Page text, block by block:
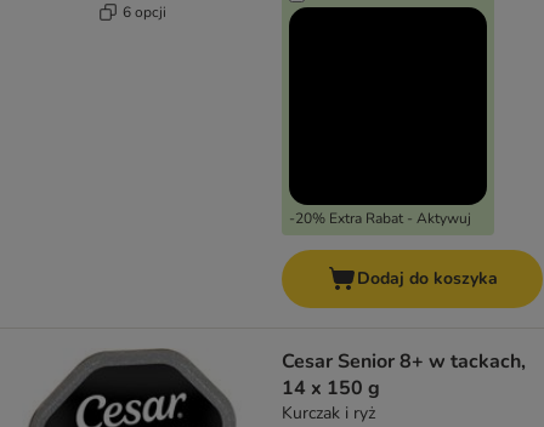
6 opcji
-20% Extra Rabat - Aktywuj
Dodaj do koszyka
Cesar Senior 8+ w tackach,
14 x 150 g
Kurczak i ryż